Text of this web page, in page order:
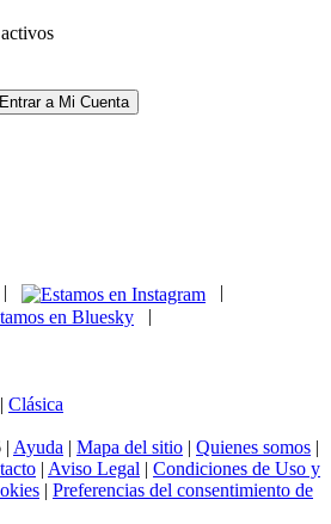
Entrar a Mi Cuenta
|
Clásica
| Ayuda | Mapa del sitio | Quienes somos |
| Aviso Legal | Condiciones de Uso y
| Preferencias del consentimiento de